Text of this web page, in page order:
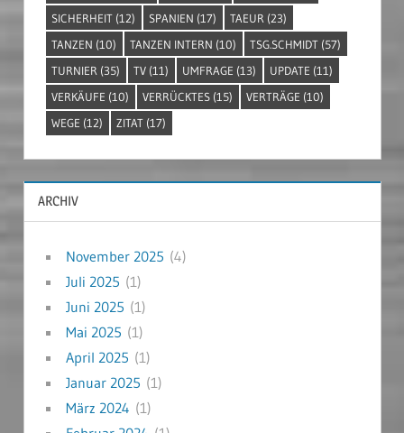
SICHERHEIT (12) SPANIEN (17) TAEUR (23)
TANZEN (10) TANZEN INTERN (10) TSG.SCHMIDT (57)
TURNIER (35) TV (11) UMFRAGE (13) UPDATE (11)
VERKÄUFE (10) VERRÜCKTES (15) VERTRÄGE (10)
WEGE (12) ZITAT (17)
ARCHIV
November 2025 (4)
Juli 2025 (1)
Juni 2025 (1)
Mai 2025 (1)
April 2025 (1)
Januar 2025 (1)
März 2024 (1)